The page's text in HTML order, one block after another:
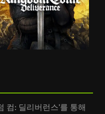
컴: 딜리버런스'를 통해